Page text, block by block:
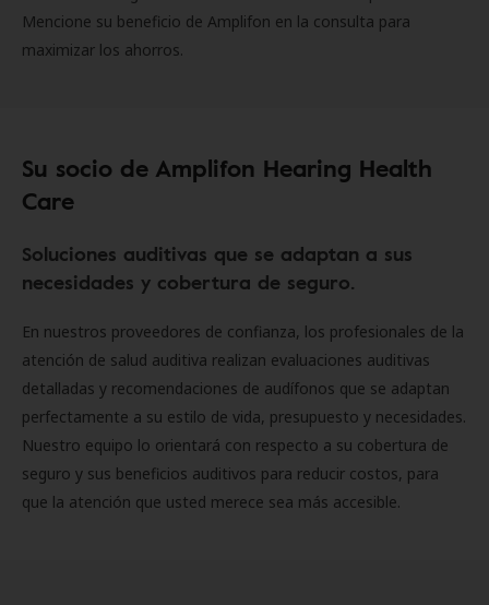
Mencione su beneficio de Amplifon en la consulta para
maximizar los ahorros.
Su socio de Amplifon Hearing Health
Care
Soluciones auditivas que se adaptan a sus
necesidades y cobertura de seguro.
En nuestros proveedores de confianza, los profesionales de la
atención de salud auditiva realizan evaluaciones auditivas
detalladas y recomendaciones de audífonos que se adaptan
perfectamente a su estilo de vida, presupuesto y necesidades.
Nuestro equipo lo orientará con respecto a su cobertura de
seguro y sus beneficios auditivos para reducir costos, para
que la atención que usted merece sea más accesible.